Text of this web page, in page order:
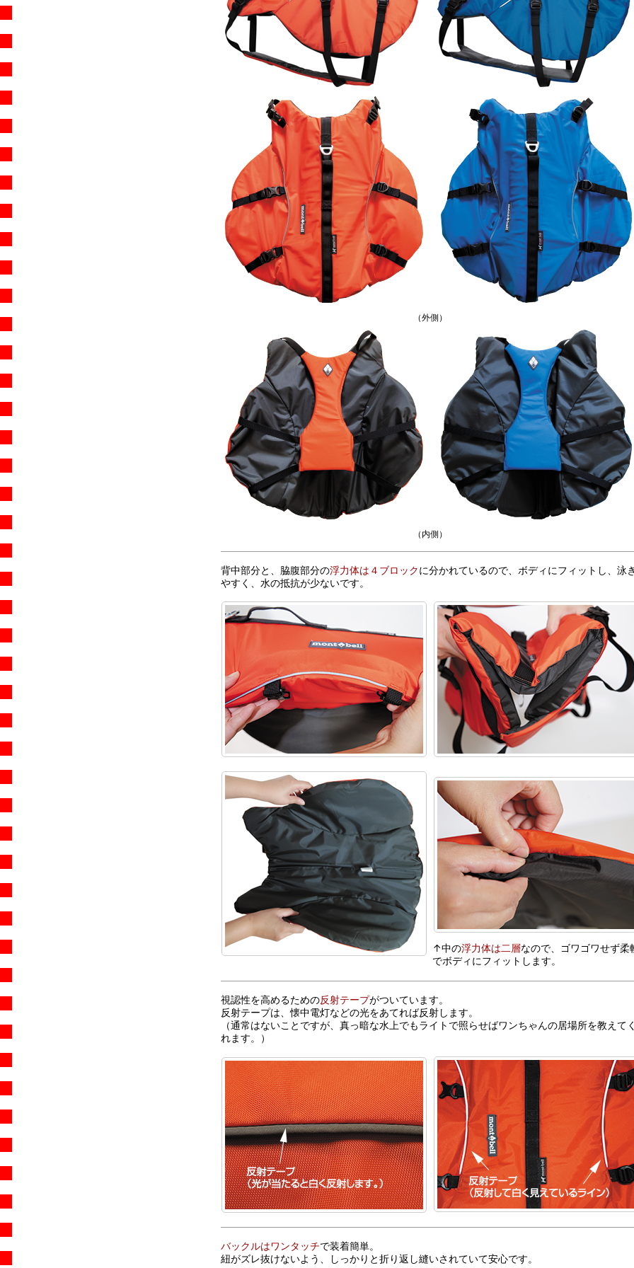
（外側）
（内側）
背中部分と、脇腹部分の浮力体は４ブロックに分かれているので、ボディにフィットし、泳
やすく、水の抵抗が少ないです。
↑中の浮力体は二層なので、ゴワゴワせず柔
でボディにフィットします。
視認性を高めるための反射テープがついています。
反射テープは、懐中電灯などの光をあてれば反射します。
（通常はないことですが、真っ暗な水上でもライトで照らせばワンちゃんの居場所を教えて
れます。）
バックルはワンタッチで装着簡単。
紐がズレ抜けないよう、しっかりと折り返し縫いされていて安心です。